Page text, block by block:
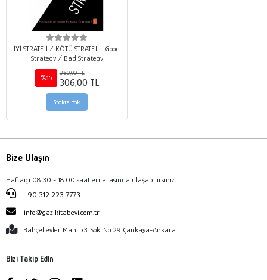
İYİ STRATEJİ / KÖTÜ STRATEJİ - Good
Strategy / Bad Strategy
%15
360,00 TL
306,00 TL
Stokta Yok
Bize Ulaşın
Haftaiçi 08:30 - 18:00 saatleri arasında ulaşabilirsiniz.
+90 312 223 7773
info@gazikitabevi.com.tr
Bahçelievler Mah. 53. Sok. No:29 Çankaya-Ankara
Bizi Takip Edin